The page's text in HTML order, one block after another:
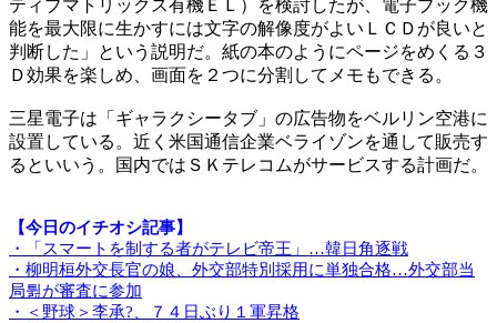
ティブマトリックス有機ＥＬ）を検討したが、電子ブック機
能を最大限に生かすには文字の解像度がよいＬＣＤが良いと
判断した」という説明だ。紙の本のようにページをめくる３
Ｄ効果を楽しめ、画面を２つに分割してメモもできる。
三星電子は「ギャラクシータブ」の広告物をベルリン空港に
設置している。近く米国通信企業ベライゾンを通して販売す
るといいう。国内ではＳＫテレコムがサービスする計画だ。
【今日のイチオシ記事】
・「スマートを制する者がテレビ帝王」…韓日角逐戦
・柳明桓外交長官の娘、外交部特別採用に単独合格…外交部当
局튎が審査に参加
・＜野球＞李承?、７４日ぶり１軍昇格